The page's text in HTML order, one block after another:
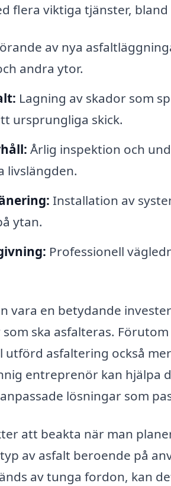
flera viktiga tjänster,
av nya
andra ytor.
Lagning av skador som
ursprungliga skick.
Årlig inspektion och
livslängden.
Installation av
ytan.
Professionell
vara en betydande
ska asfalteras.
utförd asfaltering också
entreprenör kan hjälpa
lösningar som
att beakta när man
av asfalt beroende på
av tunga fordon, kan